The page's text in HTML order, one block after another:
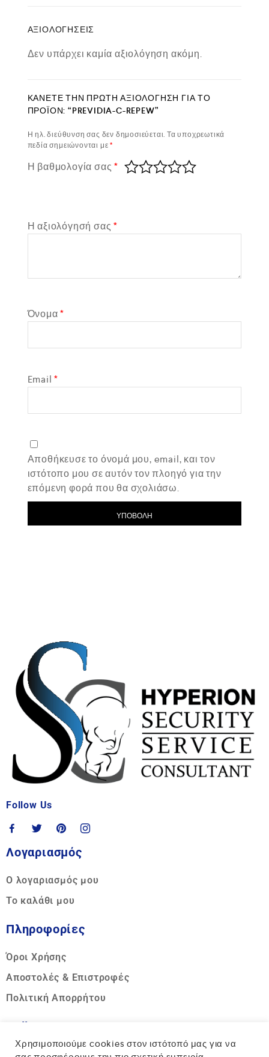
ΑΞΙΟΛΟΓΉΣΕΙΣ
Δεν υπάρχει καμία αξιολόγηση ακόμη.
ΚΆΝΕΤΕ ΤΗΝ ΠΡΏΤΗ ΑΞΙΟΛΌΓΗΣΗ ΓΙΑ ΤΟ
ΠΡΟΪΌΝ: “PREVIDIA-C-REPEW”
Η ηλ. διεύθυνση σας δεν δημοσιεύεται. Τα υποχρεωτικά
πεδία σημειώνονται με*
Η βαθμολογία σας*
Η αξιολόγησή σας*
Όνομα*
Email*
Αποθήκευσε το όνομά μου, email, και τον
ιστότοπο μου σε αυτόν τον πλοηγό για την
επόμενη φορά που θα σχολιάσω.
Follow Us
Λογαριασμός
Ο λογαριασμός μου
Το καλάθι μου
Πληροφορίες
Όροι Χρήσης
Αποστολές & Επιστροφές
Πολιτική Απορρήτου
Call us
Hotline:
Χρησιμοποιούμε cookies στον ιστότοπό μας για να